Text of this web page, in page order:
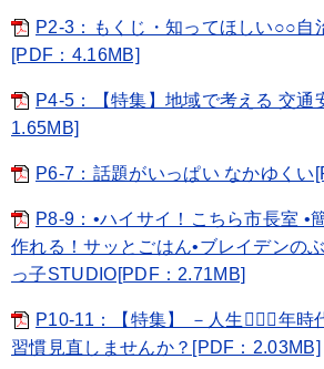
P2-3：もくじ・知ってほしい○○自
[PDF：4.16MB]
P4-5：【特集】地域で考える 交通
1.65MB]
P6-7：話題がいっぱい なかゆくい
P8-9：•ハイサイ！こちら市長室 •
作れる！サッとごはん•ブレイデンの
っ子STUDIO[PDF：2.71MB]
P10-11：【特集】 －人生􀀁􀀂􀀂年時
習慣見直しませんか？[PDF：2.03MB]